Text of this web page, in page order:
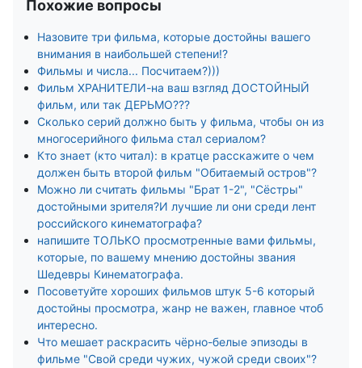
Похожие вопросы
Назовите три фильма, которые достойны вашего
внимания в наибольшей степени!?
Фильмы и числа... Посчитаем?)))
Фильм ХРАНИТЕЛИ-на ваш взгляд ДОСТОЙНЫЙ
фильм, или так ДЕРЬМО???
Сколько серий должно быть у фильма, чтобы он из
многосерийного фильма стал сериалом?
Кто знает (кто читал): в кратце расскажите о чем
должен быть второй фильм "Обитаемый остров"?
Можно ли считать фильмы "Брат 1-2", "Сёстры"
достойными зрителя?И лучшие ли они среди лент
российского кинематографа?
напишите ТОЛЬКО просмотренные вами фильмы,
которые, по вашему мнению достойны звания
Шедевры Кинематографа.
Посоветуйте хороших фильмов штук 5-6 который
достойны просмотра, жанр не важен, главное чтоб
интересно.
Что мешает раскрасить чёрно-белые эпизоды в
фильме "Свой среди чужих, чужой среди своих"?